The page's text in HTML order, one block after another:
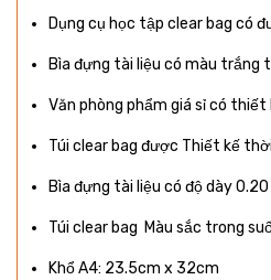
Dụng cụ học tập clear bag có
Bìa đựng tài liệu có màu trắng
Văn phòng phẩm giá sỉ có
Túi clear bag được Thiết kế
Bìa đựng tài liệu có độ dày
Túi clear bag Màu sắc trong
Khổ A4: 23.5cm x 32cm